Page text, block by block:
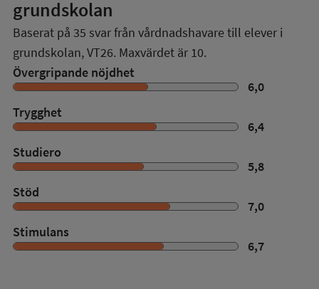
grundskolan
Baserat på 35 svar från vårdnadshavare till elever i
grundskolan,VT26. Maxvärdet är 10.
Övergripande nöjdhet
6,0
Trygghet
6,4
Studiero
5,8
Stöd
7,0
Stimulans
6,7